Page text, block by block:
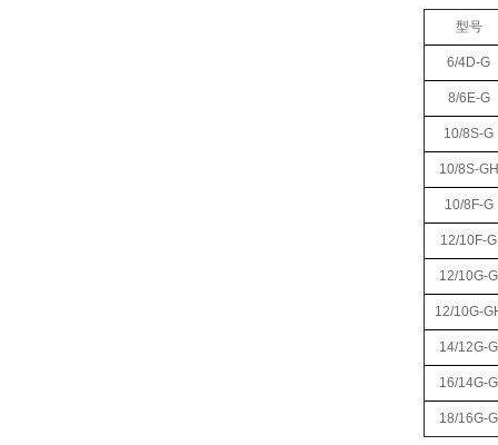
型号
6/4D-G
8/6E-G
10/8S-G
10/8S-GH
10/8F-G
12/10F-G
12/10G-G
12/10G-
14/12G-G
16/14G-G
18/16G-G